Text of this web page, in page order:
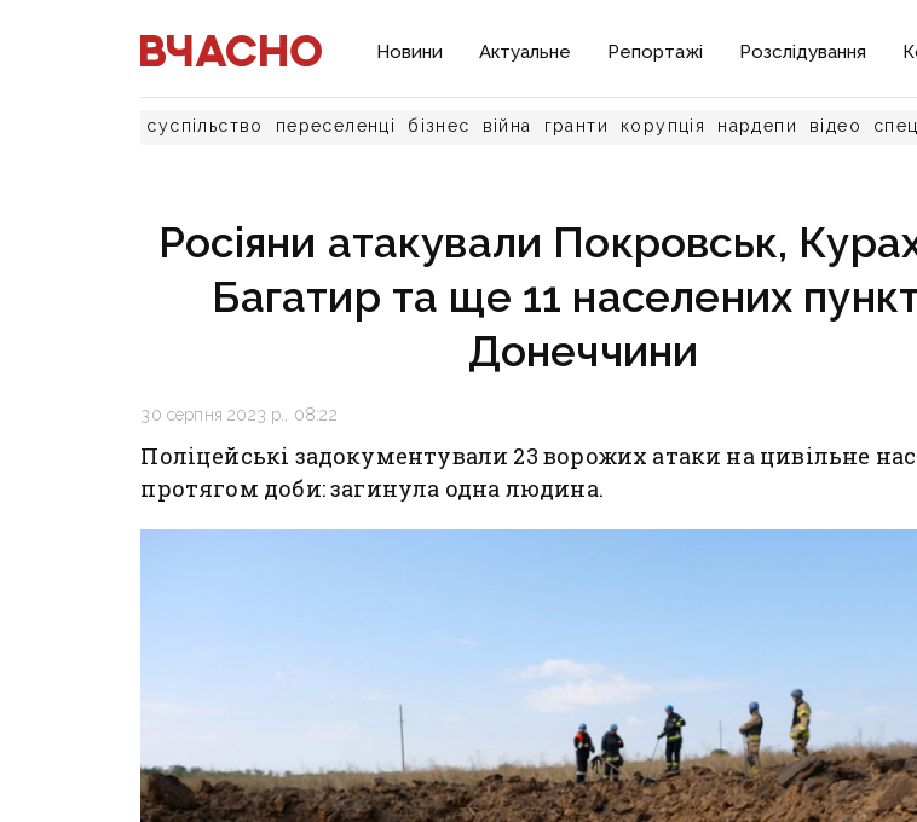
Новини Актуальне Репортажі Розслідування
суспільство переселенці бізнес війна гранти корупція нардепи відео
Росіяни атакували Покровськ,
Багатир та ще 11 населених
Донеччини
30 серпня 2023 р., 08:22
Поліцейські задокументували 23 ворожих атаки на цивільне
протягом доби: загинула одна людина.